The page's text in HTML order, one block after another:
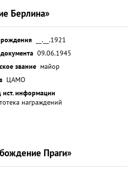
16, автомашин 300. вагонов
взято в плен свыше 150
...»
Берлина»
__.__.1921
09.06.1945
звание майор
ЦАМО
информации
награждений
Праги»